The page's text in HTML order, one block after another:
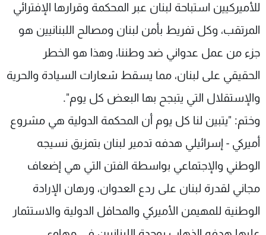
للأميركيين استباحة لبنان عبر المحكمة وقرارها الإفترائي
المرتقب، وكل تفريط بأمن لبنان ومصالح اللبنانيين هو
جزء من عمل عدواني ضد وطننا، وهذا هو الخطر
الحقيقي على لبنان، مما يسقط شعارات السيادة والحرية
والإستقلال التي يتبجح بها البعض كل يوم".
وختم: "يتبين لنا كل يوم أن المحكمة الدولية هي مشروع
أميركي - إسرائيلي هدفه تدمير لبنان بتمزيق نسيجه
الوطني والإجتماعي بواسطة الفتن التي هي إضعاف
مجاني لقدرة لبنان على ردع العدوان، ورهان الإرادة
الوطنية للمهيمن الأميركي والمحافل الدولية والاستثمار
سياسة الخصوصية